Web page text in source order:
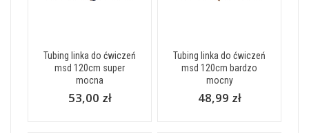
Tubing linka do ćwiczeń
msd 120cm super
mocna
53,00 zł
Tubing linka do ćwiczeń
msd 120cm bardzo
mocny
48,99 zł